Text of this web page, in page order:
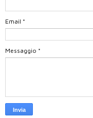
Email *
Messaggio *